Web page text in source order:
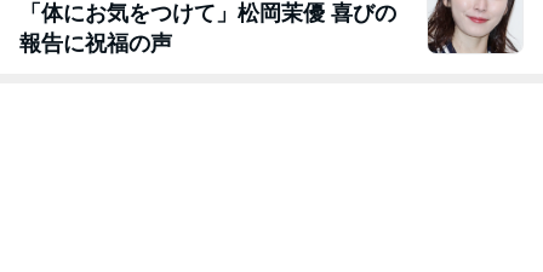
「体にお気をつけて」松岡茉優 喜びの
報告に祝福の声